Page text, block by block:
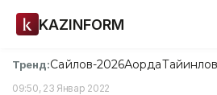
KAZINFORM
Тренд:Сайлов-2026Ақорда
09:50, 23 Январ 2022